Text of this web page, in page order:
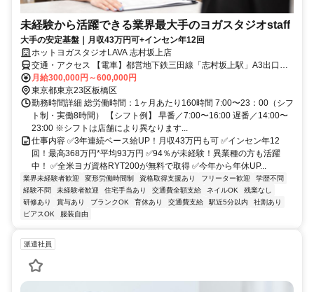
未経験から活躍できる業界最大手のヨガスタジオstaff
大手の安定基盤｜月収43万円可+インセン年12回
ホットヨガスタジオLAVA 志村坂上店
交通・アクセス 【電車】都営地下鉄三田線「志村坂上駅」A3出口よ
り徒歩1分
月給300,000円～600,000円
東京都東京23区板橋区
勤務時間詳細 総労働時間：1ヶ月あたり160時間 7:00〜23：00（シフ
ト制・実働8時間） 【シフト例】 早番／7:00〜16:00 遅番／14:00〜
23:00 ※シフトは店舗により異なります...
仕事内容 ✅3年連続ベース給UP！月収43万円も可 ✅インセン年12
回！最高368万円*平均93万円 ✅94％が未経験！異業種の方も活躍
中！ ✅全米ヨガ資格RYT200が無料で取得 ✅今年から年休UP...
業界未経験者歓迎 変形労働時間制 資格取得支援あり フリーター歓迎
学歴不問
経験不問
未経験者歓迎 住宅手当あり 交通費全額支給 ネイルOK
残業なし
研修あり
賞与あり ブランクOK 育休あり 交通費支給 駅近5分以内
社割あり
ピアスOK
服装自由
派遣社員